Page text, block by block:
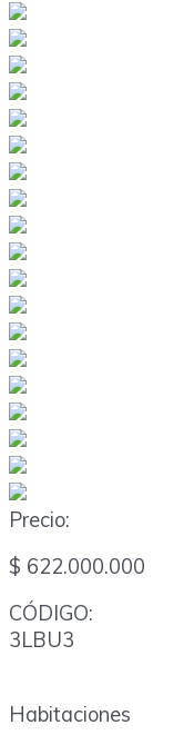
Precio:
$ 622.000.000
CÓDIGO:
3LBU3
Habitaciones